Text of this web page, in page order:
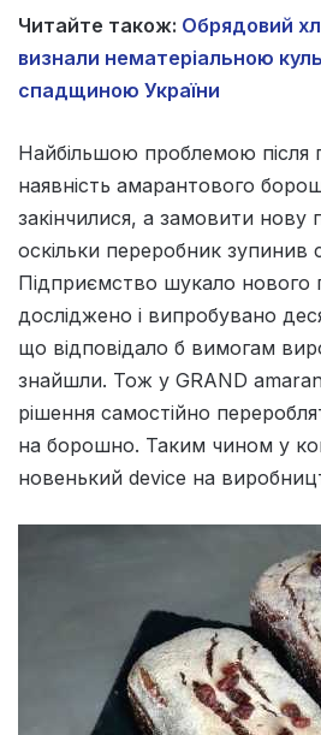
Читайте також: Обрядовий
визнали нематеріальною
спадщиною України
Найбільшою проблемою після
наявність амарантового
закінчилися, а замовити нову
оскільки переробник зупинив
Підприємство шукало нового
досліджено і випробувано
що відповідало б вимогам
знайшли. Тож у GRAND
рішення самостійно
на борошно. Таким чином у
новенький device на